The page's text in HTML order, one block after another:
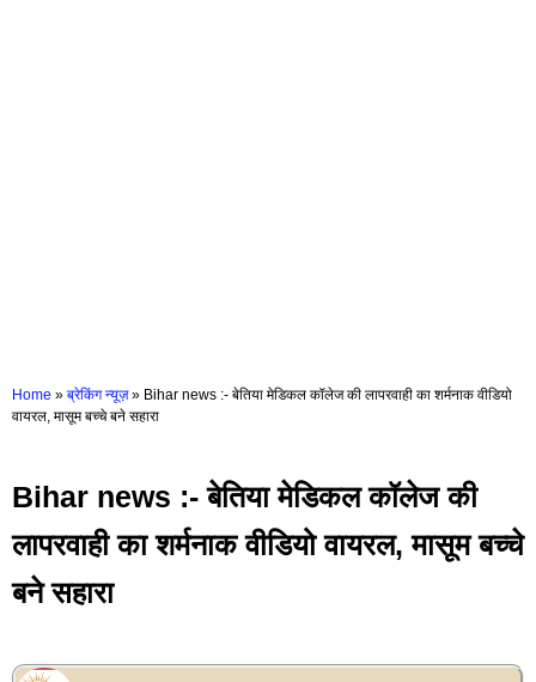
Home » ब्रेकिंग न्यूज़ » Bihar news :- बेतिया मेडिकल कॉलेज की लापरवाही का शर्मनाक वीडियो
वायरल, मासूम बच्चे बने सहारा
Bihar news :- बेतिया मेडिकल कॉलेज की
लापरवाही का शर्मनाक वीडियो वायरल, मासूम बच्चे
बने सहारा